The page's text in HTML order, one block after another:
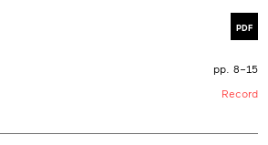
PDF
pp. 8–15
Record